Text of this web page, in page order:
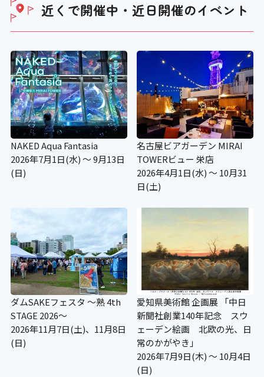
近くで開催中・近日開催のイベント
NAKED Aqua Fantasia
2026年7月1日(水) ～ 9月13日
(日)
名古屋ビアガーデン MIRAI
TOWERビュー 栄店
2026年4月1日(水) ～ 10月31
日(土)
ダムSAKEフェスタ ～熟 4th
STAGE 2026～
2026年11月7日(土)、11月8日
(日)
愛知県美術館 企画展 「中日
新聞社創業140年記念 スウ
ェーデン絵画 北欧の光、日
常のかがやき」
2026年7月9日(木) ～ 10月4日
(日)